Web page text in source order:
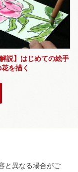
解説】はじめての絵手
を描く
と異なる場合がご